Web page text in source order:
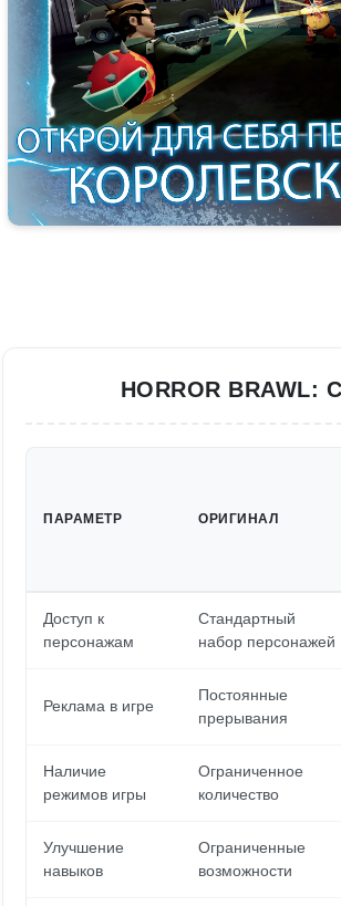
HORROR
ПАРАМЕТР ОРИГИНАЛ
Доступ к
персонажам
Стандартный
набор персонажей
Реклама в игре
Постоянные
прерывания
Наличие
режимов игры
Ограниченное
количество
Улучшение
навыков
Ограниченные
возможности